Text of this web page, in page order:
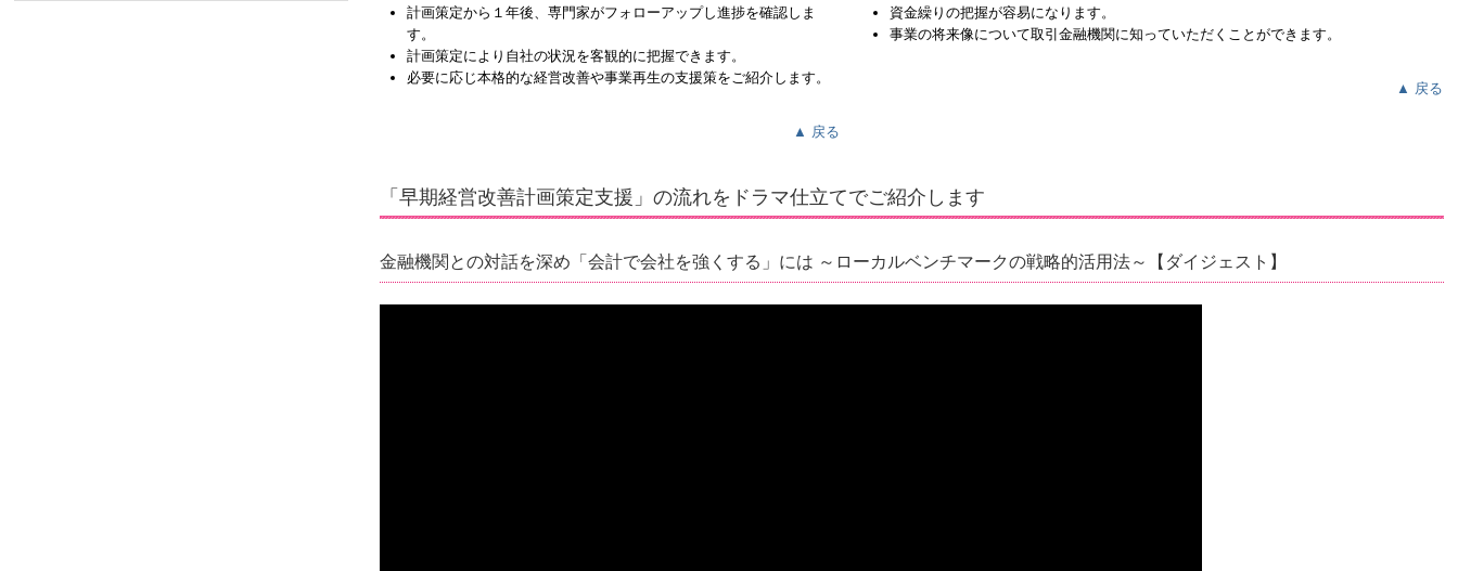
計画策定から１年後、専門家がフォローアップし進捗を確認しま
す。
計画策定により自社の状況を客観的に把握できます。
必要に応じ本格的な経営改善や事業再生の支援策をご紹介します。
▲ 戻る
資金繰りの把握が容易になります。
事業の将来像について取引金融機関に知っていただくことができます。
▲ 戻る
「早期経営改善計画策定支援」の流れをドラマ仕立てでご紹介します
金融機関との対話を深め「会計で会社を強くする」には ～ローカルベンチマークの戦略的活用法～【ダイジェスト】